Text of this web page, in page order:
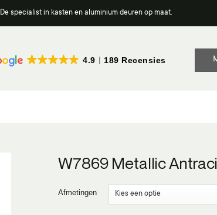
De specialist in kasten en aluminium deuren op maat.
4.9 189 Recensies
W7869 Metallic
Afmetingen